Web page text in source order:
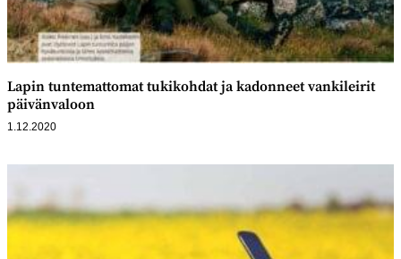
Lapin tuntemattomat tukikohdat ja kadonneet vankileirit
päivänvaloon
1.12.2020